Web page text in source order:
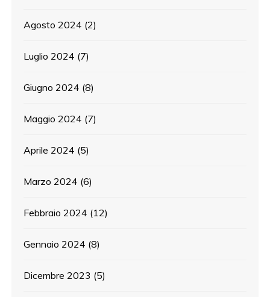
Agosto 2024 (2)
Luglio 2024 (7)
Giugno 2024 (8)
Maggio 2024 (7)
Aprile 2024 (5)
Marzo 2024 (6)
Febbraio 2024 (12)
Gennaio 2024 (8)
Dicembre 2023 (5)